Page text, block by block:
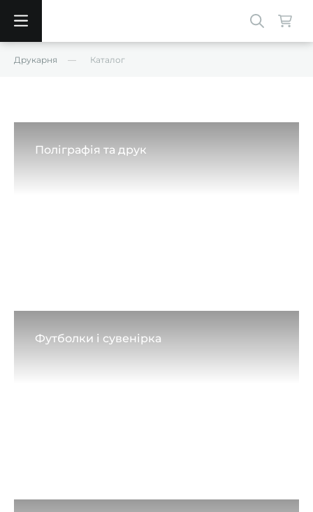
Друкарня Каталог
Поліграфія та друк
Футболки і сувенірка